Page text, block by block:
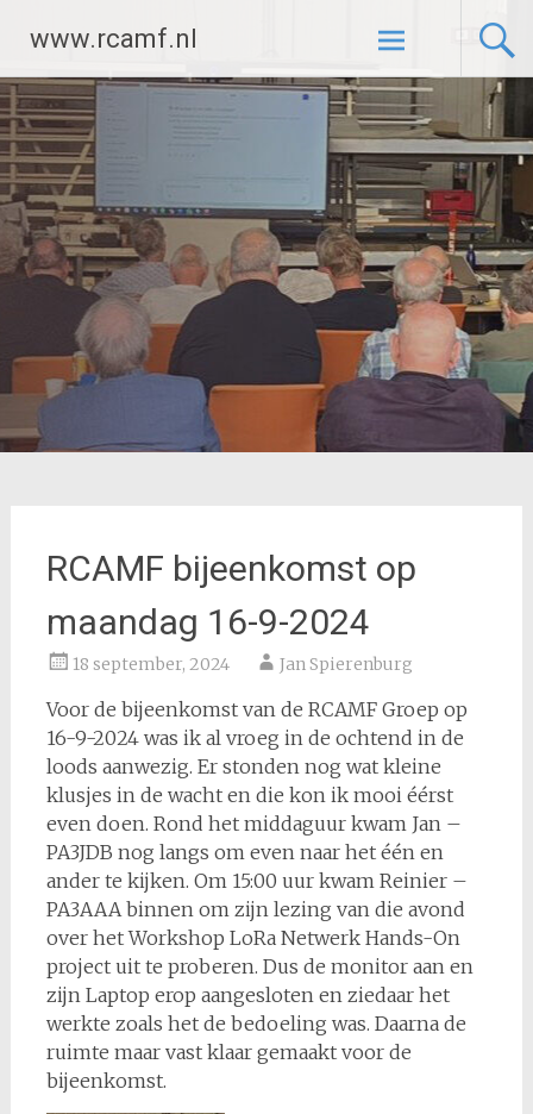
naar
de
inhoud
www.rcamf.nl
RCAMF bijeenkomst op
maandag 16-9-2024
18 september, 2024 Jan Spierenburg
Voor de bijeenkomst van de RCAMF Groep op
16-9-2024 was ik al vroeg in de ochtend in de
loods aanwezig. Er stonden nog wat kleine
klusjes in de wacht en die kon ik mooi éérst
even doen. Rond het middaguur kwam Jan –
PA3JDB nog langs om even naar het één en
ander te kijken. Om 15:00 uur kwam Reinier –
PA3AAA binnen om zijn lezing van die avond
over het Workshop LoRa Netwerk Hands-On
project uit te proberen. Dus de monitor aan en
zijn Laptop erop aangesloten en ziedaar het
werkte zoals het de bedoeling was. Daarna de
ruimte maar vast klaar gemaakt voor de
bijeenkomst.